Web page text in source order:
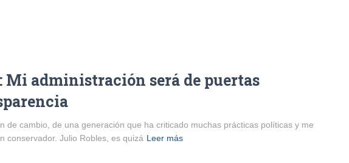
Mi administración será de puertas
de cambio, de una generación que ha criticado muchas prácticas políticas y me
conservador. Julio Robles, es quizá Leer más